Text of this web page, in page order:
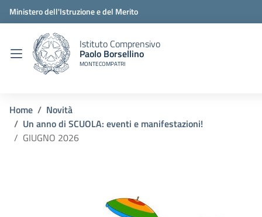
Ministero dell'Istruzione e del Merito
Istituto Comprensivo
Paolo Borsellino
MONTECOMPATRI
Home
Novità
Un anno di SCUOLA: eventi e manifestazioni!
GIUGNO 2026